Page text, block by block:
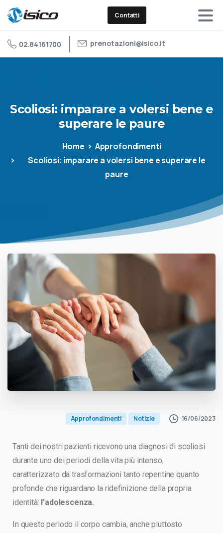
Contatti
02.84161700 prenotazioni@isico.it
Scoliosi: imparare a volersi bene e
superare le paure
Home
Approfondimenti
Scoliosi: imparare a volersi bene e superare le
paure
Approfondimenti Notizie 16/06/2023
Tanti dei nostri pazienti ricevono una diagnosi di scoliosi
durante uno dei periodi della vita più intenso,
caratterizzato da trasformazioni tanto repentine quanto
profonde che riguardano la ridefinizione della propria
identità: l’adolescenza.
In questo periodo il corpo cambia, anche piuttosto